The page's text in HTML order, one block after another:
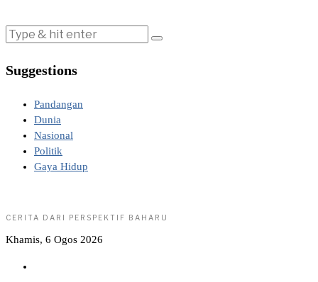
Suggestions
Pandangan
Dunia
Nasional
Politik
Gaya Hidup
CERITA DARI PERSPEKTIF BAHARU
Khamis, 6 Ogos 2026